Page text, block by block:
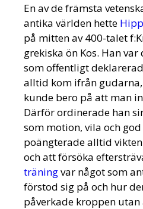
En av de främsta
antika världen hette
på mitten av 400-talet
grekiska ön Kos. Han
som offentligt
alltid kom ifrån
kunde bero på att man
Därför ordinerade han
som motion, vila och
poängterade alltid
och att försöka
träningvar något som
förstod sig på och hur
påverkade kroppen utan